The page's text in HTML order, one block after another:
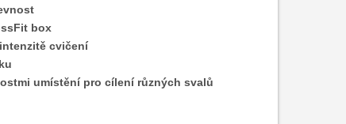
box
cvičení
umístění pro cílení různých svalů